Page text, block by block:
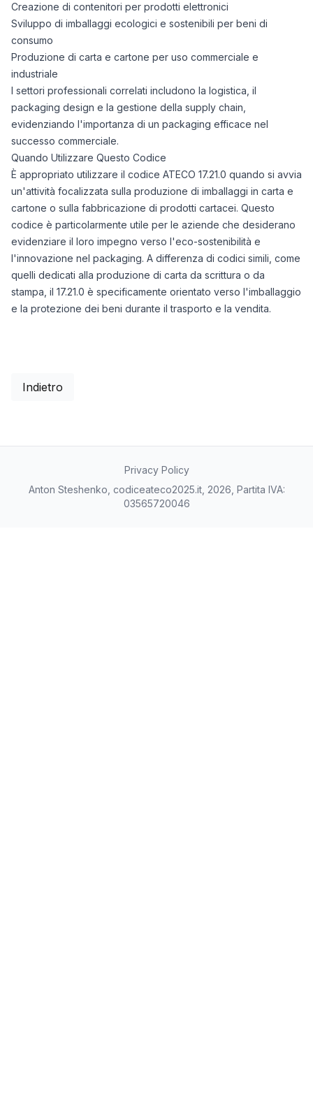
Creazione di contenitori per prodotti elettronici
Sviluppo di imballaggi ecologici e sostenibili per beni di
consumo
Produzione di carta e cartone per uso commerciale e
industriale
I settori professionali correlati includono la logistica, il
packaging design e la gestione della supply chain,
evidenziando l'importanza di un packaging efficace nel
successo commerciale.
Quando Utilizzare Questo Codice
È appropriato utilizzare il codice ATECO 17.21.0 quando si avvia
un'attività focalizzata sulla produzione di imballaggi in carta e
cartone o sulla fabbricazione di prodotti cartacei. Questo
codice è particolarmente utile per le aziende che desiderano
evidenziare il loro impegno verso l'eco-sostenibilità e
l'innovazione nel packaging. A differenza di codici simili, come
quelli dedicati alla produzione di carta da scrittura o da
stampa, il 17.21.0 è specificamente orientato verso l'imballaggio
e la protezione dei beni durante il trasporto e la vendita.
Indietro
Privacy Policy
Anton Steshenko, codiceateco2025.it, 2026, Partita IVA:
03565720046